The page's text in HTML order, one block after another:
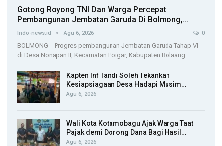
Gotong Royong TNI Dan Warga Percepat
Pembangunan Jembatan Garuda Di Bolmong,…
Indo-news.id Agu 6, 2026 0
BOLMONG - Progres pembangunan Jembatan Garuda Tahap VI
di Desa Nonapan II, Kecamatan Poigar, Kabupaten Bolaang…
Kapten Inf Tandi Soleh Tekankan
Kesiapsiagaan Desa Hadapi Musim…
Agu 6, 2026
Wali Kota Kotamobagu Ajak Warga Taat
Pajak demi Dorong Dana Bagi Hasil…
Agu 6, 2026